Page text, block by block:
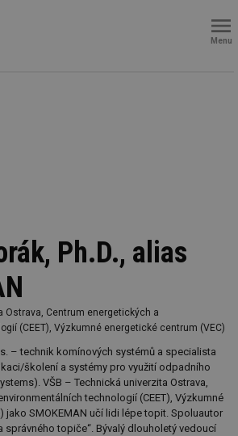
Menu
Ph.D., alias
Ostrava, Centrum energetických a
(CEET), Výzkumné energetické centrum (VEC)
– technik komínových systémů a specialista
školení a systémy pro využití odpadního
VŠB – Technická univerzita Ostrava,
technologií (CEET), Výzkumné
jako SMOKEMAN učí lidi lépe topit. Spoluautor
správného topiče“. Bývalý dlouholetý vedoucí